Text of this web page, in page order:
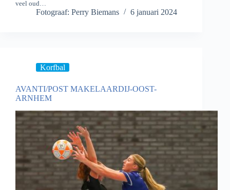
veel oud…
Fotograaf: Perry Biemans 6 januari 2024
Korfbal
AVANTI/POST MAKELAARDIJ-OOST-
ARNHEM